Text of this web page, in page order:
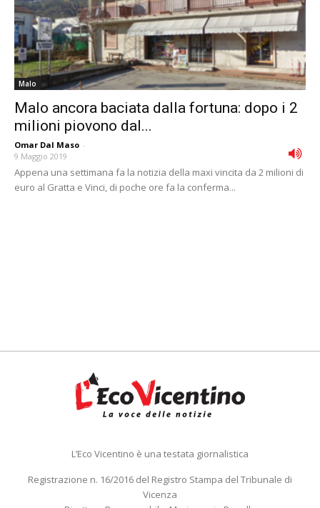
Malo
Malo ancora baciata dalla fortuna: dopo i 2
milioni piovono dal...
Omar Dal Maso -
9 Maggio 2019
Appena una settimana fa la notizia della maxi vincita da 2 milioni di
euro al Gratta e Vinci, di poche ore fa la conferma...
L’Eco Vicentino è una testata giornalistica
Registrazione n. 16/2016 del Registro Stampa del Tribunale di
Vicenza